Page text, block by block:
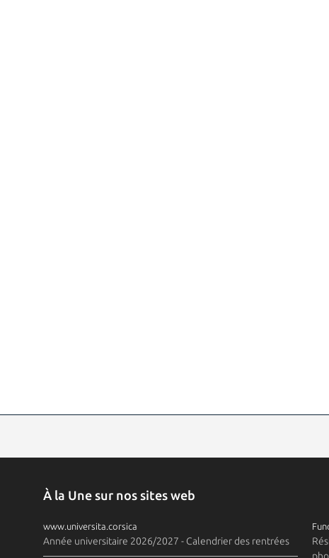
À la Une sur nos sites web
www.universita.corsica
Année universitaire 2026/2027 - Calendrier des rentrées